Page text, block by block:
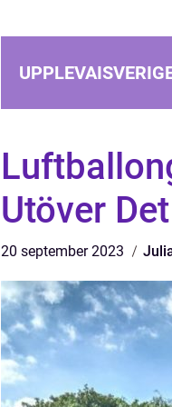
Utöver
20 september 2023